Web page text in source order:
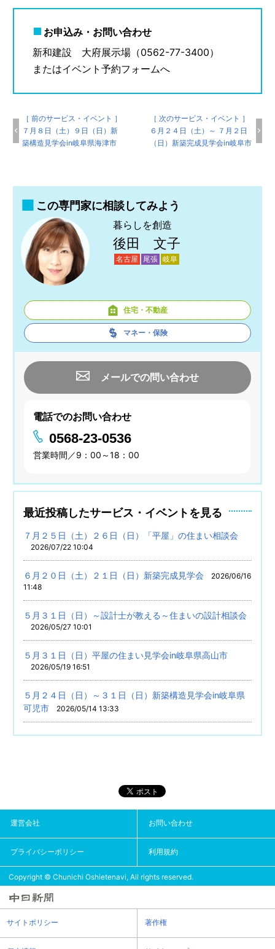
お申込み・お問い合わせ
新和建設 大府展示場（0562-77-3400）
またはイベント予約フォームへ
［ 前のサービス・イベント ］
７月８日（土）９日（日）新
築構造見学会in岐阜県海津市
［ 次のサービス・イベント ］
６月２４日（土）～ ７月２日
（日）新築完成見学会in岐阜市
この専門家に相談してみよう
暮らしを創造
後田 文子
名古屋 尾張 岐阜
住宅・不動産
マネー・保険
メールでの問い合わせ
電話でのお問い合わせ
0568-23-0536
営業時間／9：00～18：00
最近投稿したサービス・イベントを見る
７月２５日（土）２６日（日）「平屋」の住まい相談会
2026/07/22 10:04
６月２０日（土）２１日（日）新築完成見学会
2026/06/16
11:48
５月３１日（日）～設計士が教える～住まいの設計相談会
2026/05/27 10:01
５月３１日（日）平屋の住まい見学会in岐阜県高山市
2026/05/19 16:51
５月２４日（日）～３１日（日）新築構造見学会in岐阜県
可児市
2026/05/14 13:33
運営会社 お問い合わせ
プライバシーポリシー 利用規約
Copyright © Chunichi Oshietenavi, All rights reserved.
サイトポリシー 著作権